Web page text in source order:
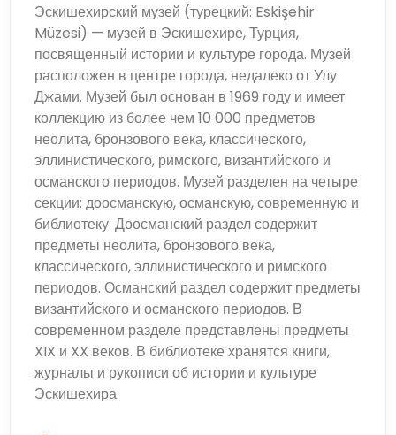
Эскишехирский музей (турецкий: Eskişehir
Müzesi) — музей в Эскишехире, Турция,
посвященный истории и культуре города. Музей
расположен в центре города, недалеко от Улу
Джами. Музей был основан в 1969 году и имеет
коллекцию из более чем 10 000 предметов
неолита, бронзового века, классического,
эллинистического, римского, византийского и
османского периодов. Музей разделен на четыре
секции: доосманскую, османскую, современную и
библиотеку. Доосманский раздел содержит
предметы неолита, бронзового века,
классического, эллинистического и римского
периодов. Османский раздел содержит предметы
византийского и османского периодов. В
современном разделе представлены предметы
XIX и XX веков. В библиотеке хранятся книги,
журналы и рукописи об истории и культуре
Эскишехира.